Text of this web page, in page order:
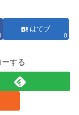
はてブ
0
する